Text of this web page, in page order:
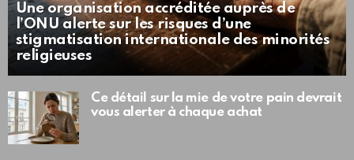
Une organisation accréditée auprès de
l’ONU alerte sur les risques d’une
stigmatisation internationale des minorités
religieuses
Ce détail sur la mie de votre pain devrait
vous alerter à chaque achat